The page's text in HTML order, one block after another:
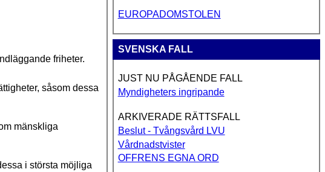
friheter.
såsom dessa
mänskliga
i största möjliga
EUROPADOMSTOLEN
SVENSKA FALL
JUST NU PÅGÅENDE FALL
Myndigheters ingripande
ARKIVERADE RÄTTSFALL
Beslut - Tvångsvård LVU
Vårdnadstvister
OFFRENS EGNA ORD